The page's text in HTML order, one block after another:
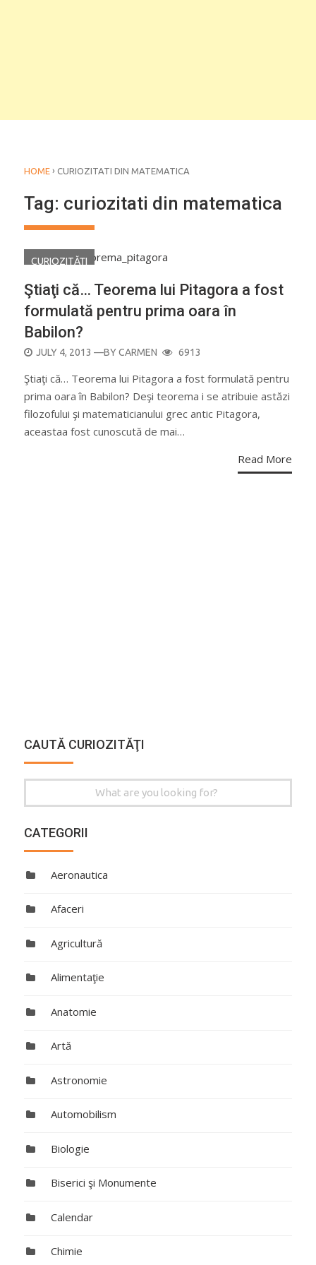
HOME › CURIOZITATI DIN MATEMATICA
Tag: curiozitati din matematica
CURIOZITĂŢI
Ştiaţi că… Teorema lui Pitagora a fost
formulată pentru prima oara în
Babilon?
POSTED
JULY 4, 2013 —BYCARMEN 6913
Ştiaţi că… Teorema lui Pitagora a fost formulată pentru
prima oara în Babilon? Deşi teorema i se atribuie astăzi
filozofului şi matematicianului grec antic Pitagora,
aceastaa fost cunoscută de mai…
Read More
CAUTĂ CURIOZITĂŢI
for:
CATEGORII
Aeronautica
Afaceri
Agricultură
Alimentaţie
Anatomie
Artă
Astronomie
Automobilism
Biologie
Biserici şi Monumente
Calendar
Chimie